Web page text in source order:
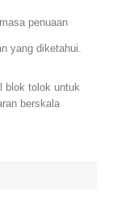
penuaan
yang diketahui.
blok tolok untuk
berskala